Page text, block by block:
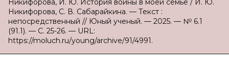
Никифорова, И. Ю. История войны в моей семье / И. Ю.
Никифорова, С. В. Сабарайкина. — Текст :
непосредственный // Юный ученый. — 2025. — № 6.1
(91.1). — С. 25-26. — URL:
https://moluch.ru/young/archive/91/4991.